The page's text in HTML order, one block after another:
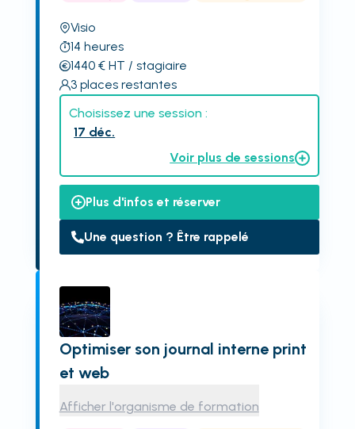
Visio
14 heures
1440€ HT / stagiaire
3 places restantes
Choisissez une session :
17 déc.
Voir plus de sessions
Plus d'infos et réserver
Une question ? Être rappelé
Optimiser son journal interne print
et web
Afficher l'organisme de formation